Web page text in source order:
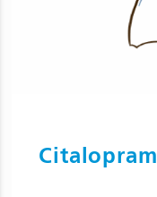
Citalopram